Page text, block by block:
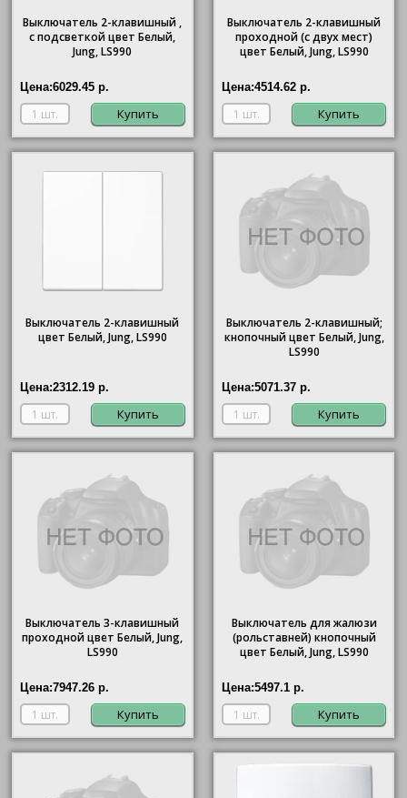
Выключатель 2-клавишный ,
с подсветкой цвет Белый,
Jung, LS990
Цена:6029.45 р.
Купить
Выключатель 2-клавишный
проходной (с двух мест)
цвет Белый, Jung, LS990
Цена:4514.62 р.
Купить
Выключатель 2-клавишный
цвет Белый, Jung, LS990
Цена:2312.19 р.
Купить
Выключатель 2-клавишный;
кнопочный цвет Белый, Jung,
LS990
Цена:5071.37 р.
Купить
Выключатель 3-клавишный
проходной цвет Белый, Jung,
LS990
Цена:7947.26 р.
Купить
Выключатель для жалюзи
(рольставней) кнопочный
цвет Белый, Jung, LS990
Цена:5497.1 р.
Купить